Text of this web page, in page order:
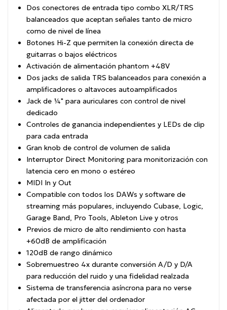
Dos conectores de entrada tipo combo XLR/TRS
balanceados que aceptan señales tanto de micro
como de nivel de línea
Botones Hi-Z que permiten la conexión directa de
guitarras o bajos eléctricos
Activación de alimentación phantom +48V
Dos jacks de salida TRS balanceados para conexión a
amplificadores o altavoces autoamplificados
Jack de ¼" para auriculares con control de nivel
dedicado
Controles de ganancia independientes y LEDs de clip
para cada entrada
Gran knob de control de volumen de salida
Interruptor Direct Monitoring para monitorización con
latencia cero en mono o estéreo
MIDI In y Out
Compatible con todos los DAWs y software de
streaming más populares, incluyendo Cubase, Logic,
Garage Band, Pro Tools, Ableton Live y otros
Previos de micro de alto rendimiento con hasta
+60dB de amplificación
120dB de rango dinámico
Sobremuestreo 4x durante conversión A/D y D/A
para reducción del ruido y una fidelidad realzada
Sistema de transferencia asíncrona para no verse
afectada por el jitter del ordenador